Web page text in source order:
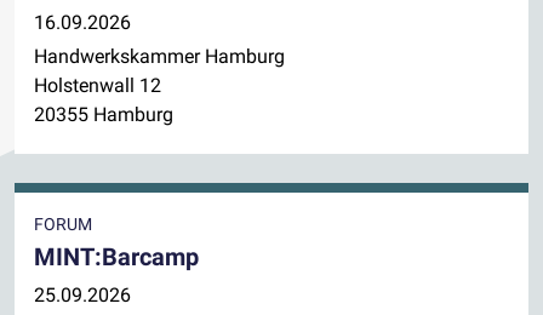
16.09.2026
Handwerkskammer Hamburg
Holstenwall 12
20355 Hamburg
FORUM
MINT:Barcamp
25.09.2026